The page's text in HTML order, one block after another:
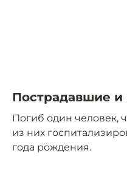
Пострадавшие
Погиб один человек,
из них
года рождения.